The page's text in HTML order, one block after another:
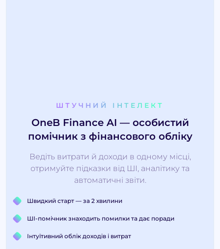
ШТУЧНИЙ ІНТЕЛЕКТ
OneB Finance AI — особистий
помічник з фінансового обліку
Ведіть витрати й доходи в одному місці,
отримуйте підказки від ШІ, аналітику та
автоматичні звіти.
Швидкий старт — за 2 хвилини
ШІ-помічник знаходить помилки та дає поради
Інтуїтивний облік доходів і витрат